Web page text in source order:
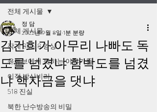
전체 게시물
작계 80518 영상
유튜브에서 못하는 이야기들
이적 방산비리
518 진실
북한 난수방송의 비밀
전체 게시물
김건희가 아무리 나빠도 독
도를 넘겼냐 함박도를 넘겼
냐 핵자금을 댓냐
정 담
2022년 9월 8일 1분 분량